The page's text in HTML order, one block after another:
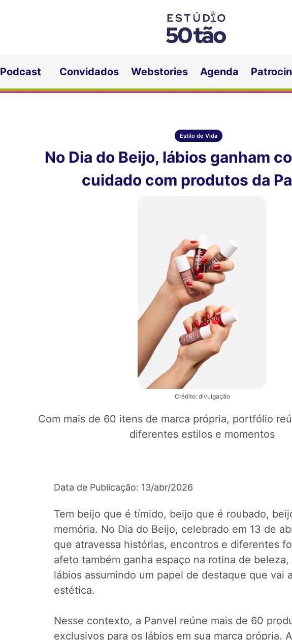
Podcast Convidados Webstories Agenda
Estilo de Vida
No Dia do Beijo, lábios ganham
cuidado com produtos da
Crédito: divulgação
Com mais de 60 itens de marca própria, portfólio
diferentes estilos e momentos
Data de Publicação: 13/abr/2026
Tem beijo que é tímido, beijo que é roubado,
memória. No Dia do Beijo, celebrado em 13 de
que atravessa histórias, encontros e diferentes
afeto também ganha espaço na rotina de beleza,
lábios assumindo um papel de destaque que vai
estética.
Nesse contexto, a Panvel reúne mais de 60
exclusivos para os lábios em sua marca própria.